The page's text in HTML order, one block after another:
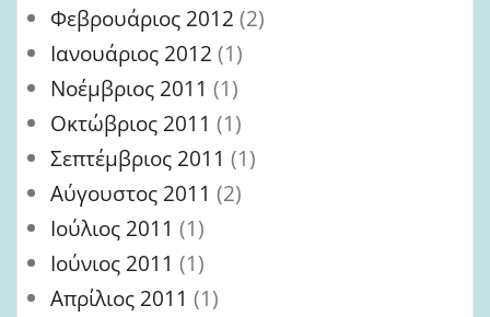
Φεβρουάριος 2012 (2)
Ιανουάριος 2012 (1)
Νοέμβριος 2011 (1)
Οκτώβριος 2011 (1)
Σεπτέμβριος 2011 (1)
Αύγουστος 2011 (2)
Ιούλιος 2011 (1)
Ιούνιος 2011 (1)
Απρίλιος 2011 (1)